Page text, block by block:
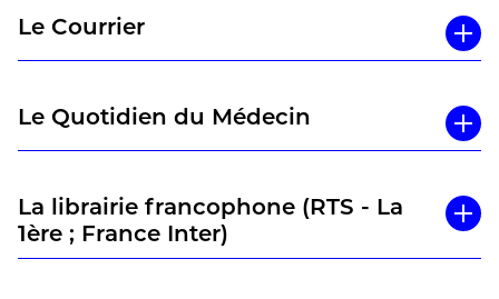
Le Courrier
Le Quotidien du Médecin
La librairie francophone (RTS - La
1ère ; France Inter)